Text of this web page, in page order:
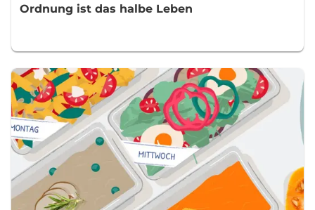
Ordnung ist das halbe Leben